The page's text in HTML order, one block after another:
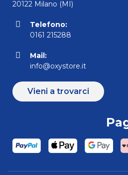
20122 Milano (MI)
Telefono:
0161 215288
Mail:
info@oxystore.it
Vieni a trovarci